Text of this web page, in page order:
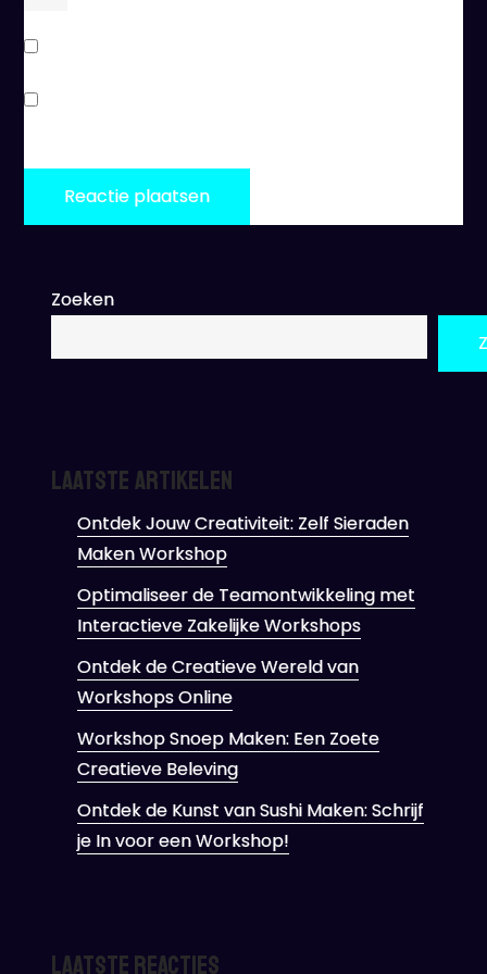
Zoeken
Laatste artikelen
Ontdek Jouw Creativiteit: Zelf Sieraden
Maken Workshop
Optimaliseer de Teamontwikkeling met
Interactieve Zakelijke Workshops
Ontdek de Creatieve Wereld van
Workshops Online
Workshop Snoep Maken: Een Zoete
Creatieve Beleving
Ontdek de Kunst van Sushi Maken: Schrijf
je In voor een Workshop!
Laatste reacties